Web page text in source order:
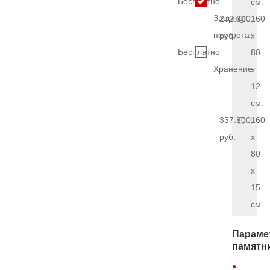
Защита
портрета
Бесплатно
Хранение
272.600
руб.
160
x
80
x
12
см.
337.800
руб.
160
x
80
x
15
см.